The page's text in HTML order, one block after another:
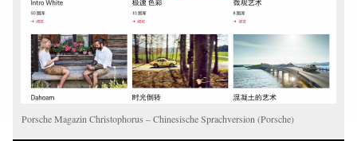
Porsche Magazin Christophorus – Chinesische Sprachversion (Porsche)